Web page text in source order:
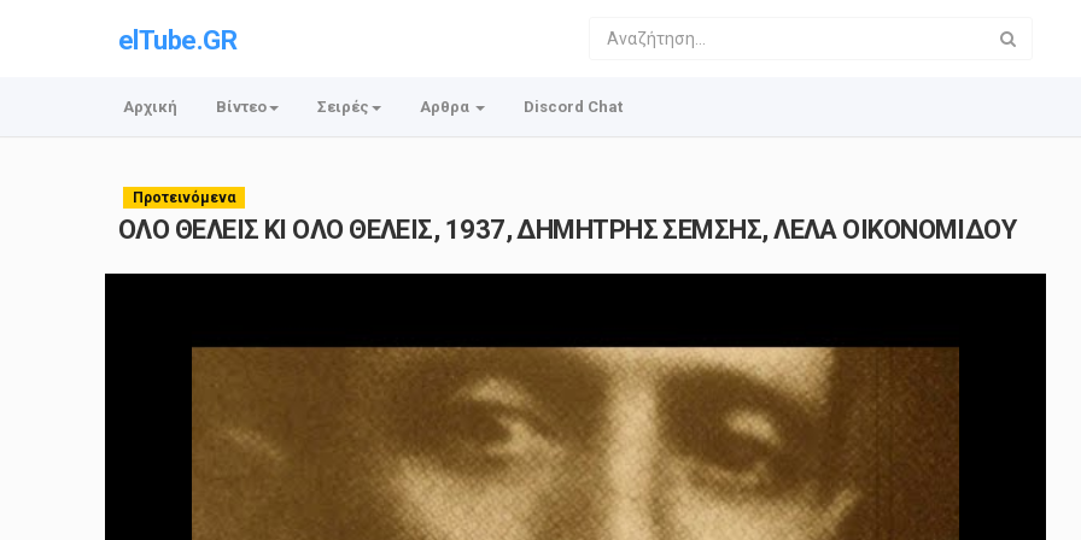
elTube.GR
Αρχική Βίντεο Σειρές Αρθρα Discord Chat
Προτεινόμενα
ΟΛΟ ΘΕΛΕΙΣ ΚΙ ΟΛΟ ΘΕΛΕΙΣ, 1937, ΔΗΜΗΤΡΗΣ ΣΕΜΣΗΣ, ΛΕΛΑ ΟΙΚΟΝΟΜΙΔΟΥ